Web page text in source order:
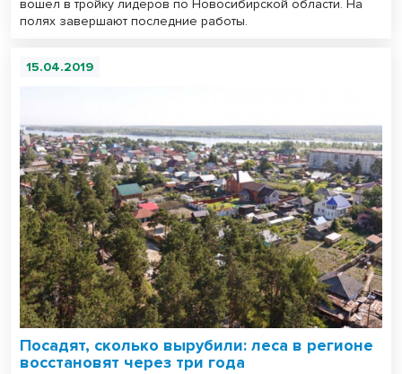
вошел в тройку лидеров по Новосибирской области. На
полях завершают последние работы.
15.04.2019
Посадят, сколько вырубили: леса в регионе
восстановят через три года